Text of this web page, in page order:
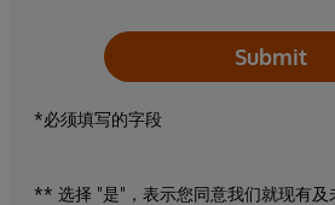
Submit
*必须填写的字段
** 选择 "是"，表示您同意我们就现有及